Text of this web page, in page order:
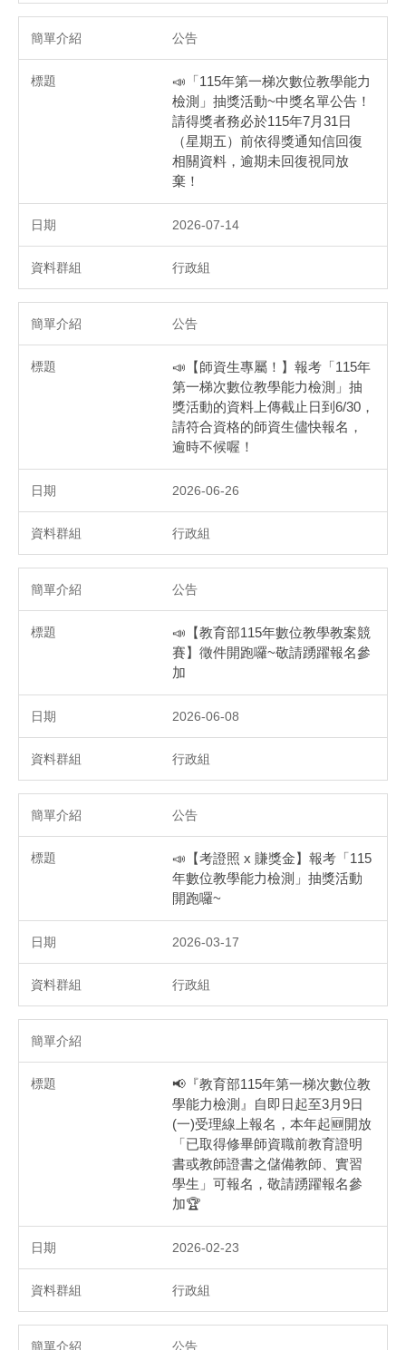
公告
📣「115年第一梯次數位教學能力
檢測」抽獎活動~中獎名單公告！
請得獎者務必於115年7月31日
（星期五）前依得獎通知信回復
相關資料，逾期未回復視同放
棄！
2026-07-14
行政組
公告
📣【師資生專屬！】報考「115年
第一梯次數位教學能力檢測」抽
獎活動的資料上傳截止日到6/30，
請符合資格的師資生儘快報名，
逾時不候喔！
2026-06-26
行政組
公告
📣【教育部115年數位教學教案競
賽】徵件開跑囉~敬請踴躍報名參
加
2026-06-08
行政組
公告
📣【考證照 x 賺獎金】報考「115
年數位教學能力檢測」抽獎活動
開跑囉~
2026-03-17
行政組
📢『教育部115年第一梯次數位教
學能力檢測』自即日起至3月9日
(一)受理線上報名，本年起🆕開放
「已取得修畢師資職前教育證明
書或教師證書之儲備教師、實習
學生」可報名，敬請踴躍報名參
加🏆
2026-02-23
行政組
公告